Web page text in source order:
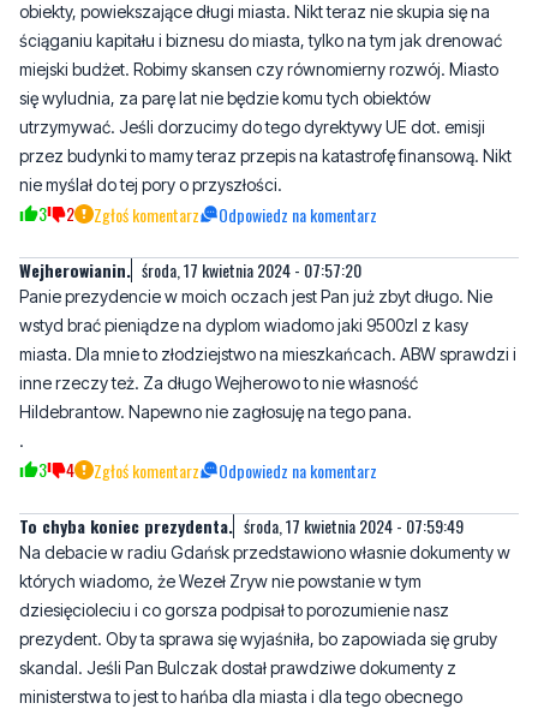
obiekty, powiekszające długi miasta. Nikt teraz nie skupia się na
ściąganiu kapitału i biznesu do miasta, tylko na tym jak drenować
miejski budżet. Robimy skansen czy równomierny rozwój. Miasto
się wyludnia, za parę lat nie będzie komu tych obiektów
utrzymywać. Jeśli dorzucimy do tego dyrektywy UE dot. emisji
przez budynki to mamy teraz przepis na katastrofę finansową. Nikt
nie myślał do tej pory o przyszłości.
3 2 Zgłoś komentarz Odpowiedz na komentarz
Wejherowianin. środa, 17 kwietnia 2024 - 07:57:20
Panie prezydencie w moich oczach jest Pan już zbyt długo. Nie
wstyd brać pieniądze na dyplom wiadomo jaki 9500zl z kasy
miasta. Dla mnie to złodziejstwo na mieszkańcach. ABW sprawdzi i
inne rzeczy też. Za długo Wejherowo to nie własność
Hildebrantow. Napewno nie zagłosuję na tego pana.
.
3 4 Zgłoś komentarz Odpowiedz na komentarz
To chyba koniec prezydenta. środa, 17 kwietnia 2024 - 07:59:49
Na debacie w radiu Gdańsk przedstawiono własnie dokumenty w
których wiadomo, że Wezeł Zryw nie powstanie w tym
dziesięcioleciu i co gorsza podpisał to porozumienie nasz
prezydent. Oby ta sprawa się wyjaśniła, bo zapowiada się gruby
skandal. Jeśli Pan Bulczak dostał prawdziwe dokumenty z
ministerstwa to jest to hańba dla miasta i dla tego obecnego